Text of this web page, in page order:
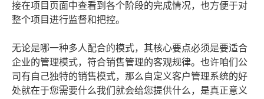
接在项目页面中查看到各个阶段的完成情况，也方便于对
整个项目进行监督和把控。
无论是哪一种多人配合的模式，其核心要点必须是要适合
企业的管理模式，符合销售管理的客观规律。也许咱们公
司有自己独特的销售模式，那么自定义客户管理系统的好
处就在于您需要什么我们就会给您提供什么，是真正意义